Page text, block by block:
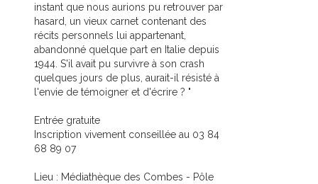
instant que nous aurions pu retrouver par
hasard, un vieux carnet contenant des
récits personnels lui appartenant,
abandonné quelque part en Italie depuis
1944. S'il avait pu survivre à son crash
quelques jours de plus, aurait-il résisté à
l'envie de témoigner et d'écrire ? "
Entrée gratuite
Inscription vivement conseillée au 03 84
68 89 07
Lieu : Médiathèque des Combes - Pôle